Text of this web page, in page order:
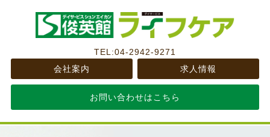
TEL:04-2942-9271
会社案内
求人情報
お問い合わせはこちら